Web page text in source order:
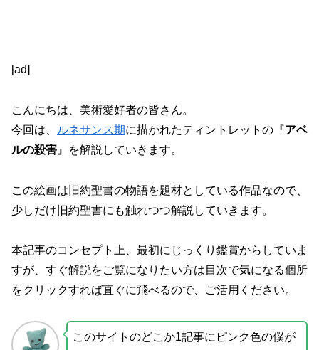
[ad]
こんにちは、美術愛好者の皆さん。
今回は、
ルネサンス期に描かれたティントレットの『アベ
ルの殺害 』を解説していきます。
この絵画は旧約聖書の物語を題材としている作品なので、
少しだけ旧約聖書にも触れつつ解説していきます。
本記事のコンセプト上、最初にじっくり鑑賞からしていま
すが、すぐ解説をご覧になりたい方は目次で気になる個所
をクリックすれば直ぐに飛べるので、ご活用ください。
このサイトのどこか1記事にピンク色の僕が